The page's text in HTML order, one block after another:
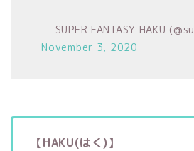
— SUPER FANTASY HAKU
November 3, 2020
【HAKU(はく)】